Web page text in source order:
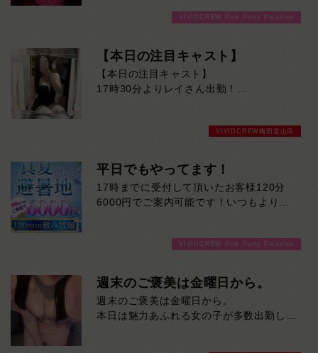
VIVIDCREW Pink Party Paradise
【本日の注目キャスト】
【本日の注目キャスト】
17時30分よりレイさん出勤！
上品な雰囲気の中にふと見せる柔らかな笑
ます。
会話の楽しさはもちろん、隣にいるだけで
特別な時間を感じさせてくれる存在。
会いいただきたいおすすめの女性です。
ださい。
VIVIDCREW梅田堂山店
平日でもやってます！
17時までに受付して頂いたお客様120分
6000円でご案内可能です！いつもより長
VIVIDCREW Pink Party Paradise
週末のご褒美は金曜日から。
週末のご褒美は金曜日から。
本日は魅力あふれる女の子が多数出勤し、